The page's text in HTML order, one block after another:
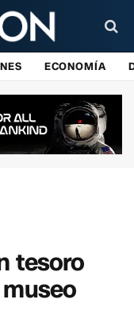
ECONOMÍA
tesoro